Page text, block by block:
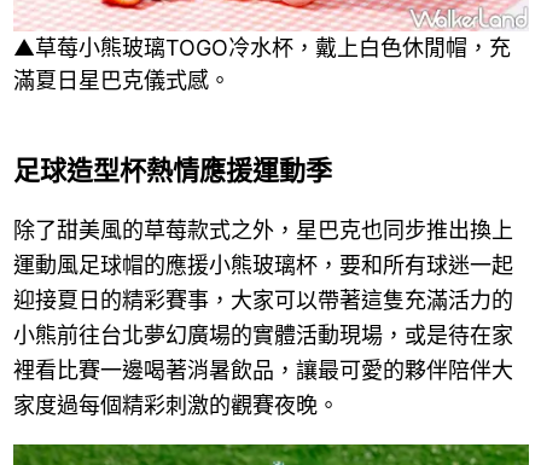
▲草莓小熊玻璃TOGO冷水杯，戴上白色休閒帽，充
滿夏日星巴克儀式感。
足球造型杯熱情應援運動季
除了甜美風的草莓款式之外，星巴克也同步推出換上
運動風足球帽的應援小熊玻璃杯，要和所有球迷一起
迎接夏日的精彩賽事，大家可以帶著這隻充滿活力的
小熊前往台北夢幻廣場的實體活動現場，或是待在家
裡看比賽一邊喝著消暑飲品，讓最可愛的夥伴陪伴大
家度過每個精彩刺激的觀賽夜晚。